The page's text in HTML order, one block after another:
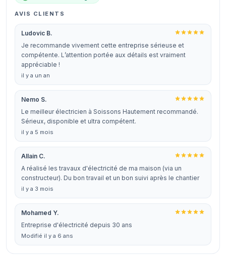
AVIS CLIENTS
Ludovic B.
Je recommande vivement cette entreprise sérieuse et
compétente. L’attention portée aux détails est vraiment
appréciable !
il y a un an
Nemo S.
Le meilleur électricien à Soissons Hautement recommandé.
Sérieux, disponible et ultra compétent.
il y a 5 mois
Allain C.
A réalisé les travaux d'électricité de ma maison (via un
constructeur). Du bon travail et un bon suivi après le chantier
il y a 3 mois
Mohamed Y.
Entreprise d'électricité depuis 30 ans
Modifié il y a 6 ans